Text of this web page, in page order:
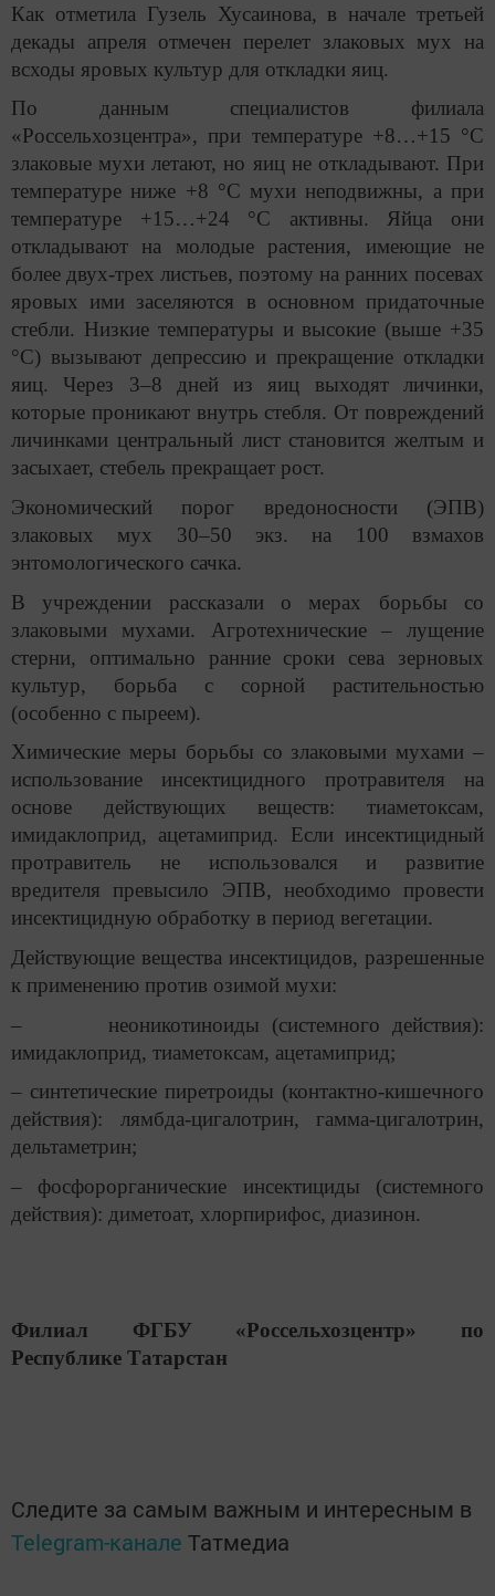
Как отметила Гузель Хусаинова, в начале третьей
декады апреля отмечен перелет злаковых мух на
всходы яровых культур для откладки яиц.
По данным специалистов филиала
«Россельхозцентра», при температуре +8…+15 °С
злаковые мухи летают, но яиц не откладывают. При
температуре ниже +8 °С мухи неподвижны, а при
температуре +15…+24 °С активны. Яйца они
откладывают на молодые растения, имеющие не
более двух-трех листьев, поэтому на ранних посевах
яровых ими заселяются в основном придаточные
стебли. Низкие температуры и высокие (выше +35
°С) вызывают депрессию и прекращение откладки
яиц. Через 3–8 дней из яиц выходят личинки,
которые проникают внутрь стебля. От повреждений
личинками центральный лист становится желтым и
засыхает, стебель прекращает рост.
Экономический порог вредоносности (ЭПВ)
злаковых мух 30–50 экз. на 100 взмахов
энтомологического сачка.
В учреждении рассказали о мерах борьбы со
злаковыми мухами. Агротехнические – лущение
стерни, оптимально ранние сроки сева зерновых
культур, борьба с сорной растительностью
(особенно с пыреем).
Химические меры борьбы со злаковыми мухами –
использование инсектицидного протравителя на
основе действующих веществ: тиаметоксам,
имидаклоприд, ацетамиприд. Если инсектицидный
протравитель не использовался и развитие
вредителя превысило ЭПВ, необходимо провести
инсектицидную обработку в период вегетации.
Действующие вещества инсектицидов, разрешенные
к применению против озимой мухи:
– неоникотиноиды (системного действия):
имидаклоприд, тиаметоксам, ацетамиприд;
– синтетические пиретроиды (контактно-кишечного
действия): лямбда-цигалотрин, гамма-цигалотрин,
дельтаметрин;
– фосфорорганические инсектициды (системного
действия): диметоат, хлорпирифос, диазинон.
Филиал ФГБУ «Россельхозцентр» по
Республике Татарстан
Следите за самым важным и интересным в
Telegram-канале Татмедиа